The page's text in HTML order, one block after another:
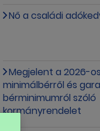
Nő a családi
Megjelent a 2026-os
minimálbérről és
bérminimumról szóló
kormányrendelet